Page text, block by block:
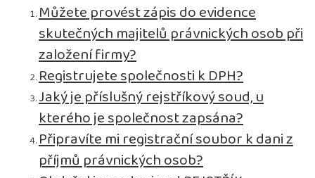
Můžete provést zápis do evidence
skutečných majitelů právnických osob při
založení firmy?
Registrujete společnosti k DPH?
Jaký je příslušný rejstříkový soud, u
kterého je společnost zapsána?
Připravíte mi registrační soubor k dani z
příjmů právnických osob?